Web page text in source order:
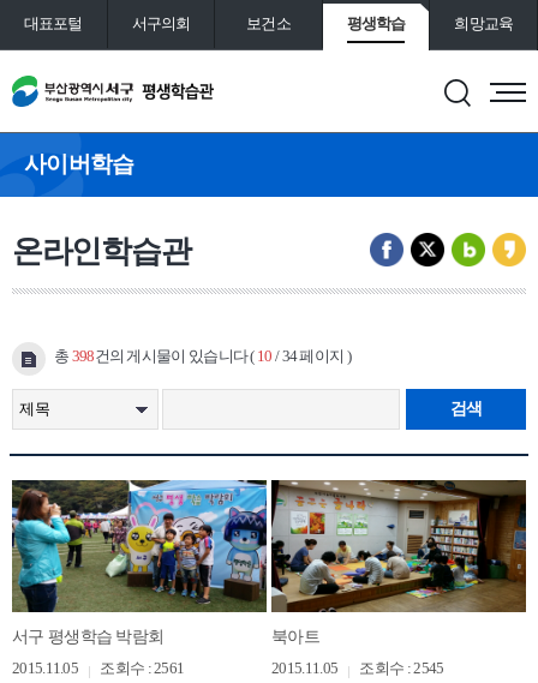
대표포털 서구의회 보건소 평생학습 희망교육
사이버학습
온라인학습관
총 398건의 게시물이 있습니다 ( 10 / 34 페이지 )
검색
서구 평생학습 박람회
2015.11.05
조회수 : 2561
북아트
2015.11.05
조회수 : 2545